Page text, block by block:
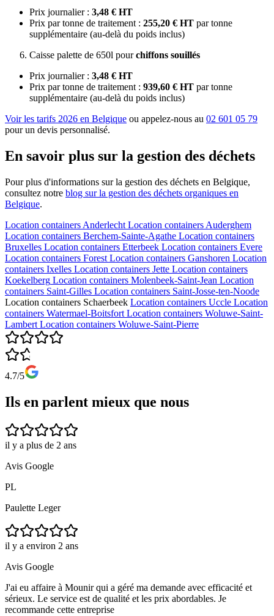
Prix journalier : 3,48 € HT
Prix par tonne de traitement : 255,20 € HT par tonne
supplémentaire (au-delà du poids inclus)
Caisse palette de 650l pourchiffons souillés
Prix journalier : 3,48 € HT
Prix par tonne de traitement : 939,60 € HT par tonne
supplémentaire (au-delà du poids inclus)
Voir les tarifs 2026 en Belgique ou appelez-nous au 02 601 05 79
pour un devis personnalisé.
En savoir plus sur la gestion des déchets
Pour plus d'informations sur la gestion des déchets en Belgique,
consultez notre blog sur la gestion des déchets organiques en
Belgique.
Location containers Anderlecht Location containers Auderghem
Location containers Berchem-Sainte-Agathe Location containers
Bruxelles Location containers Etterbeek Location containers Evere
Location containers Forest Location containers Ganshoren Location
containers Ixelles Location containers Jette Location containers
Koekelberg Location containers Molenbeek-Saint-Jean Location
containers Saint-Gilles Location containers Saint-Josse-ten-Noode
Location containers Schaerbeek Location containers Uccle Location
containers Watermael-Boitsfort Location containers Woluwe-Saint-
Lambert Location containers Woluwe-Saint-Pierre
4.7/5
Ils en parlent mieux que nous
il y a plus de 2 ans
Avis Google
PL
Paulette Leger
il y a environ 2 ans
Avis Google
J'ai eu affaire à Mounir qui a géré ma demande avec efficacité et
sérieux. Le service est de qualité et les prix abordables. Je
recommande cette entreprise